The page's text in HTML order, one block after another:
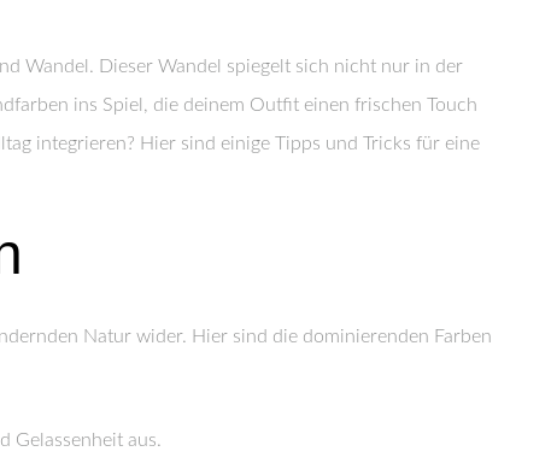
Wandel. Dieser Wandel spiegelt sich nicht nur in der
ins Spiel, die deinem Outfit einen frischen Touch
integrieren? Hier sind einige Tipps und Tricks für eine
Natur wider. Hier sind die dominierenden Farben
Gelassenheit aus.